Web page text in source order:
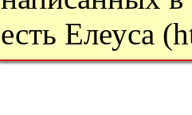
есть Елеуса